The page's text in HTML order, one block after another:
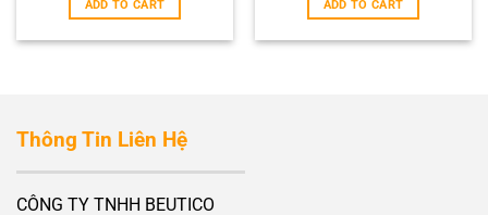
ADD TO CART ADD TO CART
Thông Tin Liên Hệ
CÔNG TY TNHH BEUTICO